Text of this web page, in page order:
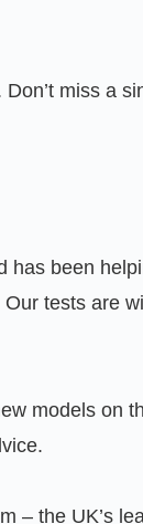
miss a
has been
tests are
models on
– the UK’s